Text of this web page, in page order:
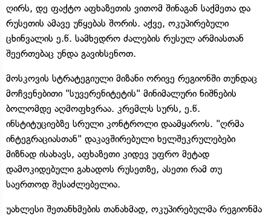
ღირს, დე ფაქტო აფხაზეთის ვითომ შინაგან საქმეთა და
რუსეთის ამავე უწყებას შორის. აქვე, ოკუპირებული
ცხინვალის ე.წ. სამხედრო ძალების რუსულ არმიასთან
შეერთებაც უნდა გავიხსენოთ.
მოსკოვის სტრატეგიული მიზანი ორივე რეგიონში თუნდაც
მოჩვენებითი "სუვერენიტეტის" მინიმალური ნიშნების
ბოლომდე აღმოფხვრაა. კრემლს სურს, ე.წ.
ინსტიტუციებზე სრული კონტროლი დაამყაროს. "ღრმა
ინტეგრაციასთან" დაკავშირებული ხელშეკრულებები
მიზნად ისახავს, აფხაზეთი კიდევ უფრო მეტად
დამოკიდებული გახადოს რუსეთზე, ასეთი რამ თუ
საერთოდ შესაძლებელია.
უახლესი შეთანხმების თანახმად, ოკუპირებულმა რეგიონმა